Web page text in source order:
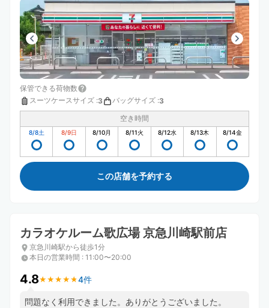
保管できる荷物数
スーツケースサイズ :3 バッグサイズ :3
空き時間
8/8土 8/9日 8/10月 8/11火 8/12水 8/13木 8/14金
この店舗を予約する
カラオケルーム歌広場 京急川崎駅前店
京急川崎駅から徒歩1分
本日の営業時間 : 11:00〜20:00
4.8★ ★ ★ ★ ★
★ ★ ★ ★ ★ 4件
問題なく利用できました。ありがとうございました。